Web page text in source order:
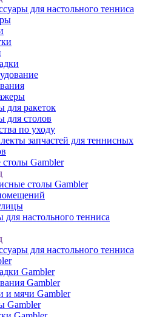
для настольного тенниса
для ракеток
для столов
по уходу
запчастей для теннисных
Gambler
столы Gambler
для настольного тенниса
для настольного тенниса
Gambler
Gambler
и мячи Gambler
Gambler